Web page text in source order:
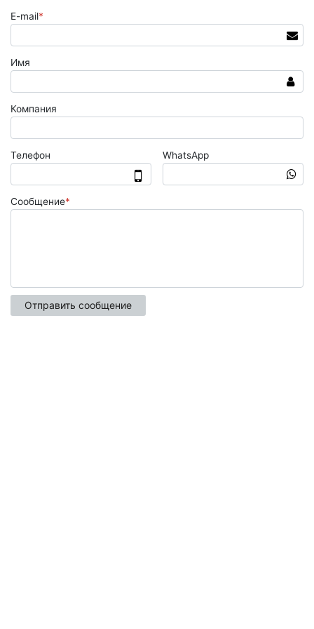
E-mail*
Имя
Компания
Телефон WhatsApp
Сообщение*